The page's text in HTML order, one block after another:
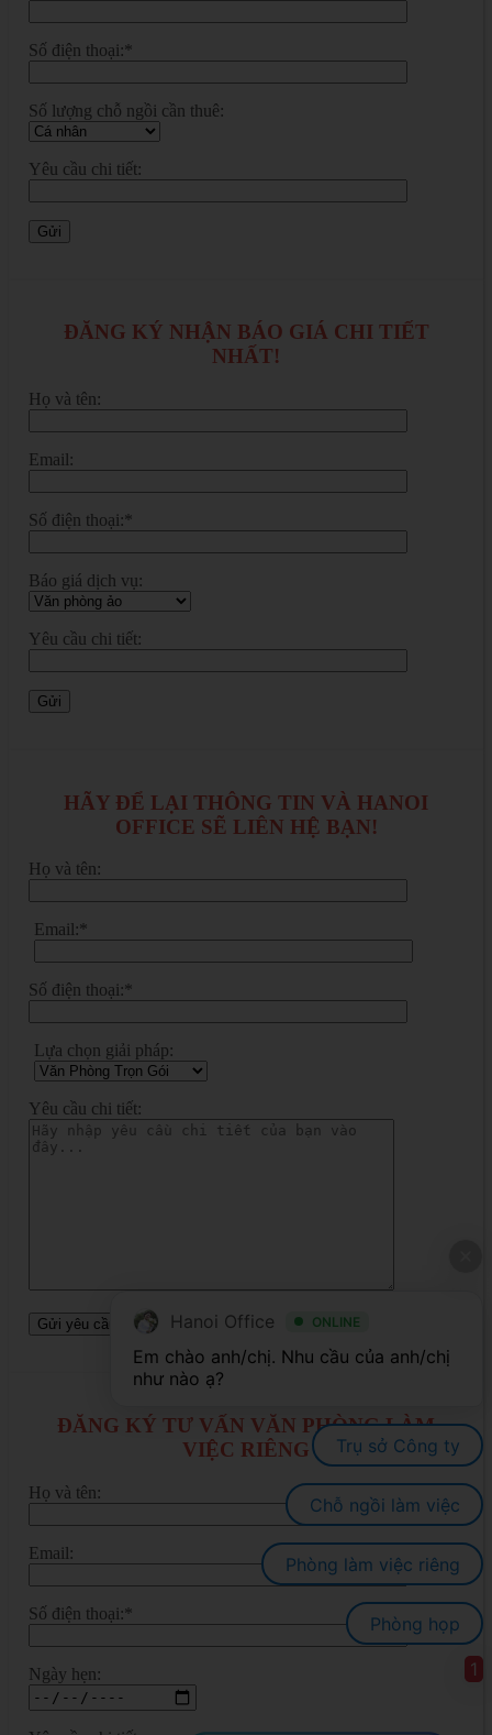
Số điện thoại:*
Số lượng chỗ ngồi cần thuê:
Yêu cầu chi tiết:
ĐĂNG KÝ NHẬN BÁO GIÁ CHI TIẾT
NHẤT!
Họ và tên:
Email:
Số điện thoại:*
Báo giá dịch vụ:
Yêu cầu chi tiết:
HÃY ĐỂ LẠI THÔNG TIN VÀ HANOI
OFFICE SẼ LIÊN HỆ BẠN!
Họ và tên:
Email:*
Số điện thoại:*
Lựa chọn giải pháp:
Yêu cầu chi tiết:
ĐĂNG KÝ TƯ VẤN VĂN PHÒNG LÀM
VIỆC RIÊNG
Họ và tên:
Email:
Số điện thoại:*
Ngày hẹn:
Hanoi Office ONLINE
Em chào anh/chị. Nhu cầu của anh/chị
Trụ sở Công ty
Chỗ ngồi làm việc
Phòng làm việc riêng
Phòng họp
1